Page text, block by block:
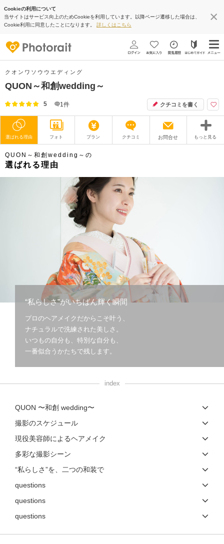
Cookieの利用について
当サイトはサービス向上のためCookieを利用しています。以降ページ遷移した場合は、
Cookie利用に同意したことになります。 詳しくはこちら
クオンワソウウエディング
QUON～和創wedding～
5 1 件 クチコミを書く
選ばれる理由 フォト プラン クチコミ お問合せ もっと見る
撮影レポート
ブログ
歴史的建造物での撮影 衣装追加無料
自分のカメラで撮影 持ち込み衣装
QUON～和創wedding～の
選ばれる理由
“私らしさ”がいちばん輝く瞬間
プロのヘアメイクだからこそ叶う、
ナチュラルで洗練された美しさ。
いつもの自分も、特別な自分も、
一番似合うかたちで残します。
index
QUON 〜和創 wedding〜
撮影のスケジュール
現役美容師によるヘアメイク
多彩な撮影シーン
“私らしさ”を、二つの和装で
questions
questions
questions